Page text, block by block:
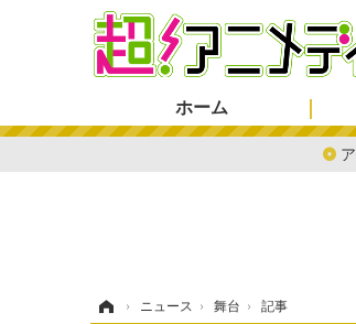
ホーム
› ニュース › 舞台 › 記事